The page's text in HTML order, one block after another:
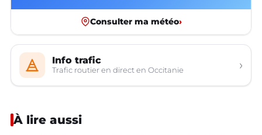
Consulter ma météo›
Info trafic
Trafic routier en direct en Occitanie ›
À lire aussi